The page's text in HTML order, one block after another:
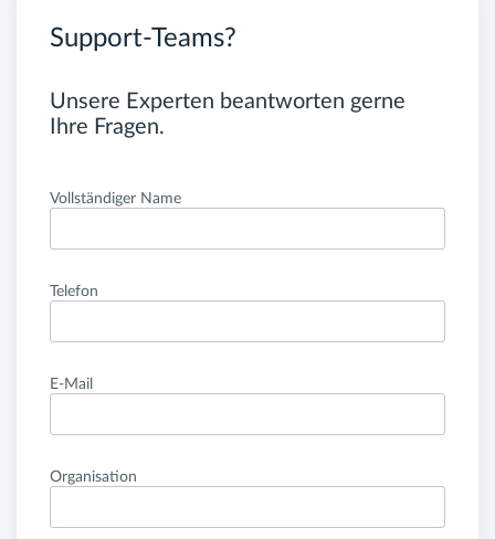
Support-Teams?
Unsere Experten beantworten gerne
Ihre Fragen.
Vollständiger Name
Telefon
E-Mail
Organisation